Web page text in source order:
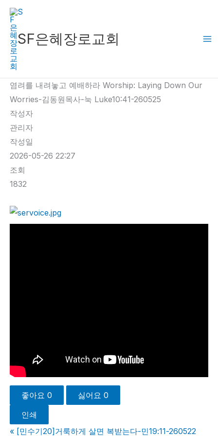
너
SF은혜장로교회
염려를 내려놓고 예배하라 Worship: Laying Down Our
Worries-김동원목사-눅 Luke10:41-260525
작성자
관리자
작성일
2026-05-26 22:27
조회
1832
좋아요 0 싫어요 0
인쇄
« [민수기20]거룩하게 살면 복받는다-민19:11-260522